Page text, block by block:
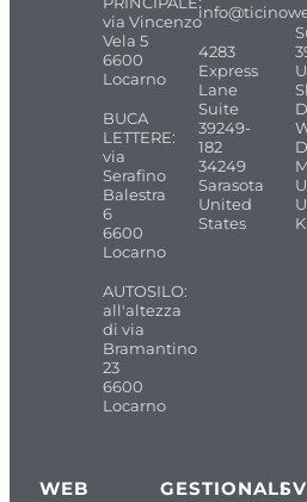
via Vincenzo
Vela 5
6600
Locarno
BUCA
LETTERE:
via
Serafino
Balestra
6
6600
Locarno
AUTOSILO:
all'altezza
di via
Bramantino
23
6600
Locarno
4283
Express
Lane
Suite
39249-
182
34249
Sarasota
United
States
WEB GESTIONALI